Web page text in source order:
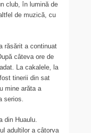
club, în lumină de
de muzică, cu
răsărit a continuat
câteva ore de
La cakalele, la
tinerii din sat
mine arăta a
serios.
din Huaulu.
adulților a câtorva